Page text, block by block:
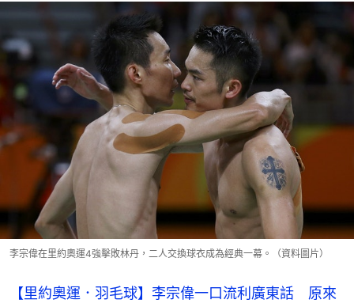
李宗偉在里約奧運4強擊敗林丹，二人交換球衣成為經典一幕。（資料圖片）
【里約奧運．羽毛球】李宗偉一口流利廣東話 原來